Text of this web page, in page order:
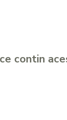
contin